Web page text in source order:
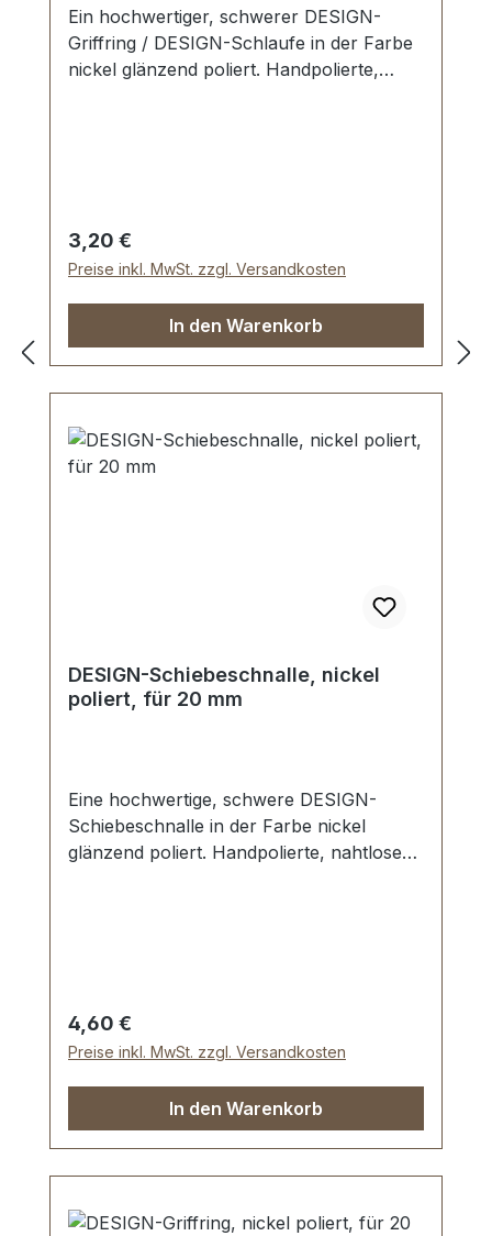
Ein hochwertiger, schwerer DESIGN-
Griffring / DESIGN-Schlaufe in der Farbe
nickel glänzend poliert. Handpolierte,
Regulärer Preis:
3,20 €
Preise inkl. MwSt. zzgl. Versandkosten
In den Warenkorb
DESIGN-Schiebeschnalle, nickel
poliert, für 20 mm
Eine hochwertige, schwere DESIGN-
Schiebeschnalle in der Farbe nickel
glänzend poliert. Handpolierte, nahtlose
Schiebeschnalle
Regulärer Preis:
4,60 €
Preise inkl. MwSt. zzgl. Versandkosten
In den Warenkorb